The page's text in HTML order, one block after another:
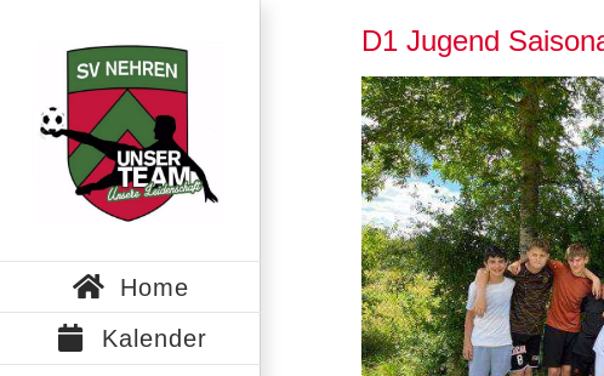
springen
Home
Kalender
D1 Jugend
Zeige
grösseres
Bild